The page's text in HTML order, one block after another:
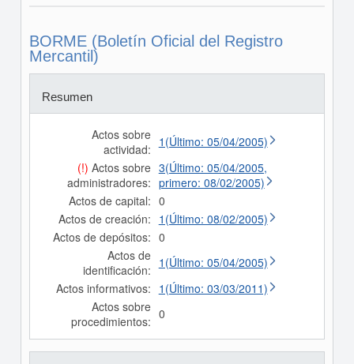
BORME (Boletín Oficial del Registro
Mercantil)
Resumen
Actos sobre
actividad: 1(Último: 05/04/2005)
(!) Actos sobre
administradores:
3(Último: 05/04/2005,
primero: 08/02/2005)
Actos de capital: 0
Actos de creación: 1(Último: 08/02/2005)
Actos de depósitos: 0
Actos de
identificación: 1(Último: 05/04/2005)
Actos informativos: 1(Último: 03/03/2011)
Actos sobre
procedimientos: 0